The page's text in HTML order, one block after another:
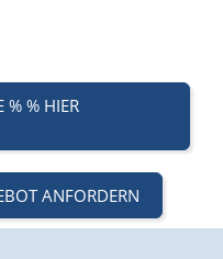
% % HIER
ANFORDERN